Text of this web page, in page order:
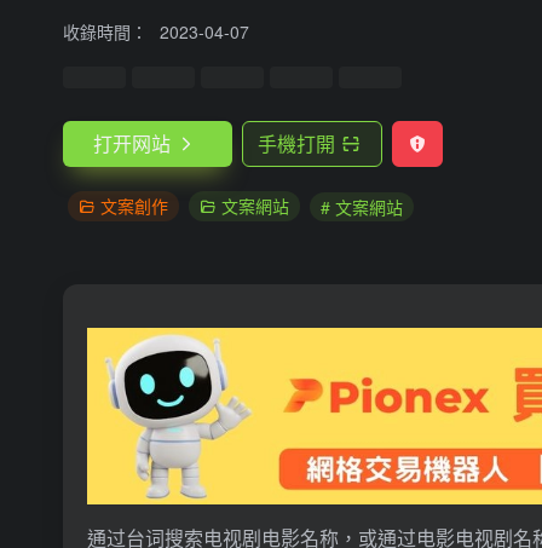
收錄時間： 2023-04-07
打开网站 手機打開
文案創作 文案網站 # 文案網站
通过台词搜索电视剧电影名称，或通过电影电视剧名